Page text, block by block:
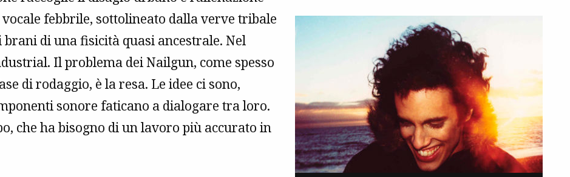
febbrile, sottolineato dalla verve tribale
di una fisicità quasi ancestrale. Nel
Il problema dei Nailgun, come spesso
di rodaggio, è la resa. Le idee ci sono,
sonore faticano a dialogare tra loro.
che ha bisogno di un lavoro più accurato in